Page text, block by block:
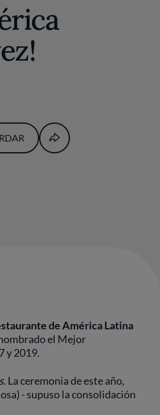
de América Latina
el Mejor
y 2019.
. La ceremonia de este año,
- supuso la consolidación